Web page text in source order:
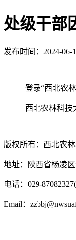
处级干部
发布时间：2024-06-
登录“西北农
西北农林科技
版权所有：西北农
地址：陕西省杨凌
电话：029-
Email：